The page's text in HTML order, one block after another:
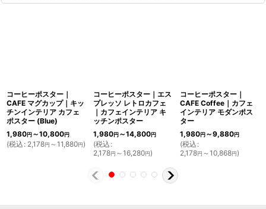
コーヒーポスター｜
CAFE マグカップ｜キッ
チンインテリア カフェ
ポスター (Blue)
1,980円～10,800円
(税込 : 2,178円 ～11,880円)
コーヒーポスター｜エス
プレッソ レトロカフェ
｜カフェインテリア キ
ッチンポスター
1,980円～14,800円
(税込 :
2,178円 ～16,280円)
コーヒーポスター｜
CAFE Coffee｜カフェ
インテリア モダンポス
ター
1,980円～9,880円
(税込 :
2,178円 ～10,868円)